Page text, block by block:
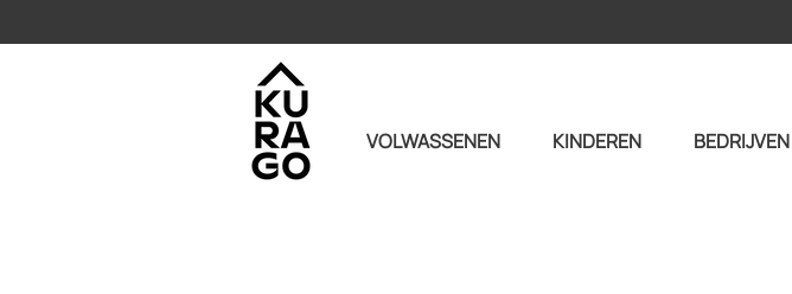
VOLWASSENEN KINDEREN BEDRIJVEN